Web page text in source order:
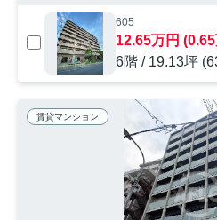
605
12.65万円
6階 / 19.13坪
賃貸マンション